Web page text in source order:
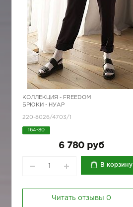
КОЛЛЕКЦИЯ - FREEDOM
БРЮКИ - НУАР
220-8026/4703/1
164-80
6 780 руб
В корзину
Читать отзывы 0